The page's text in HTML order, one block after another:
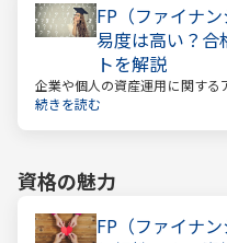
FP（ファイナ
易度は高い？
トを解説
企業や個人の資産運用に関する
計を提案するファイナンシャル
続きを読む
資格の魅力
FP（ファイナ